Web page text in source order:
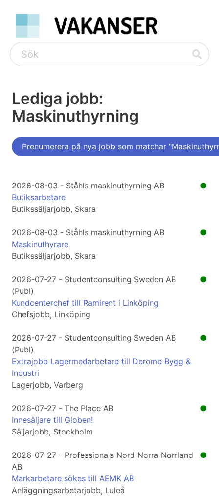
Lediga jobb:
Maskinuthyrning
Prenumerera på nya jobb som matchar
●
2026-08-03 - Ståhls maskinuthyrning AB
Butiksarbetare
Butikssäljarjobb, Skara
●
2026-08-03 - Ståhls maskinuthyrning AB
Maskinuthyrare
Butikssäljarjobb, Skara
●
2026-07-27 - Studentconsulting Sweden AB
(Publ)
Kundcenterchef till Ramirent i Linköping
Chefsjobb, Linköping
●
2026-07-27 - Studentconsulting Sweden AB
(Publ)
Extrajobb Lagermedarbetare till Derome Bygg &
Industri
Lagerjobb, Varberg
●
2026-07-27 - The Place AB
Innesäljare till Globen!
Säljarjobb, Stockholm
●
2026-07-27 - Professionals Nord Norra Norrland
AB
Markarbetare sökes till AEMK AB
Anläggningsarbetarjobb, Luleå